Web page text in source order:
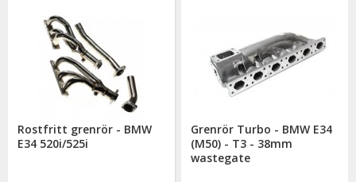
Rostfritt grenrör - BMW
E34 520i/525i
Grenrör Turbo - BMW E34
(M50) - T3 - 38mm
wastegate